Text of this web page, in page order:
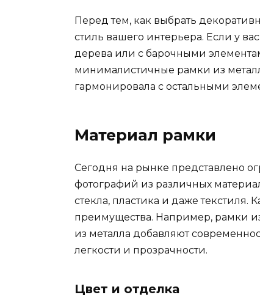
Перед тем, как выбрать
стиль вашего интерьера. Если у
дерева или с барочными
минималистичные рамки из
гармонировала с остальными
Материал рамки
Сегодня на рынке представлено
фотографий из различных
стекла, пластика и даже
преимущества. Например, рамки
из металла добавляют
легкости и прозрачности.
Цвет и отделка